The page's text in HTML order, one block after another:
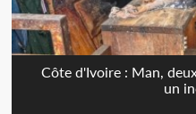
Côte d'Ivoire : Man,
un